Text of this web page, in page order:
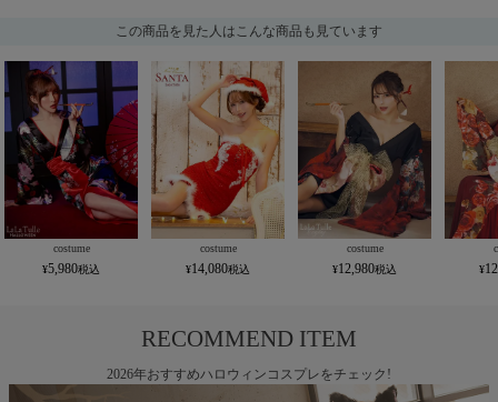
この商品を見た人はこんな商品も見ています
costume
5,980
costume
14,080
costume
12,980
RECOMMEND ITEM
2026年おすすめハロウィンコスプレをチェック!